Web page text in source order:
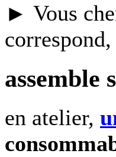
► Vous
correspond,
assemble
en atelier,